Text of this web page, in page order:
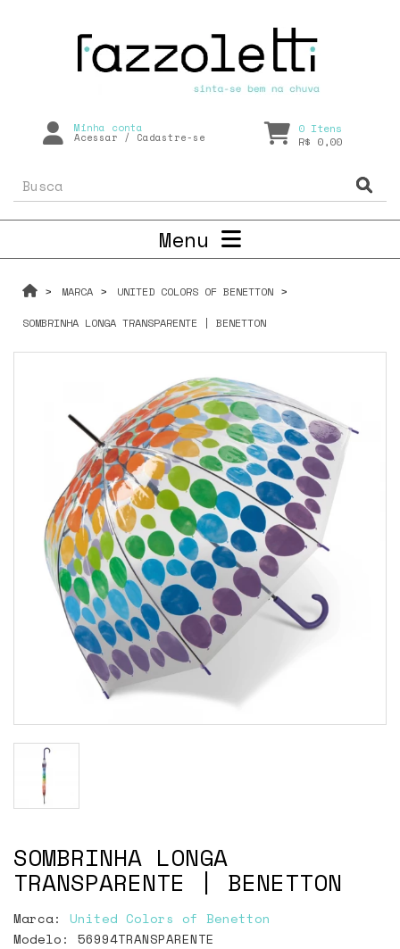
Minha conta
Acessar / Cadastre-se
0 Itens
R$ 0,00
Menu
MARCA UNITED COLORS OF BENETTON
SOMBRINHA LONGA TRANSPARENTE | BENETTON
SOMBRINHA LONGA
TRANSPARENTE | BENETTON
Marca: United Colors of Benetton
Modelo: 56994TRANSPARENTE